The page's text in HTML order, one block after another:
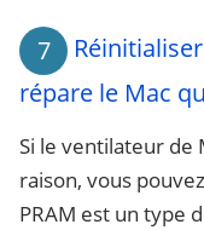
7
répare le Mac
Si le ventilateur de
raison, vous
PRAM est un type